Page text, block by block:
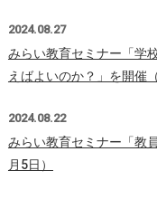
2024.08.27
みらい教育セミナー「学
えばよいのか？」を開催
2024.08.22
みらい教育セミナー「教
月5日）